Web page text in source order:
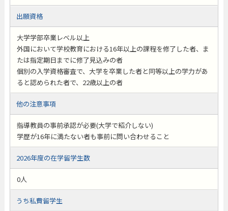
出願資格
大学学部卒業レベル以上
外国において学校教育における16年以上の課程を修了した者、ま
たは指定期日までに修了見込みの者
個別の入学資格審査で、大学を卒業した者と同等以上の学力があ
ると認められた者で、22歳以上の者
他の注意事項
指導教員の事前承認が必要(大学で紹介しない)
学歴が16年に満たない者も事前に問い合わせること
2026年度の在学留学生数
0人
うち私費留学生